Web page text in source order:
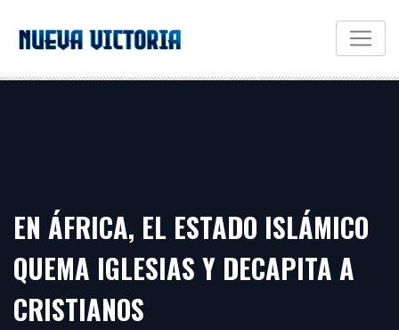
EN ÁFRICA, EL ESTADO ISLÁMICO
QUEMA IGLESIAS Y DECAPITA A
CRISTIANOS